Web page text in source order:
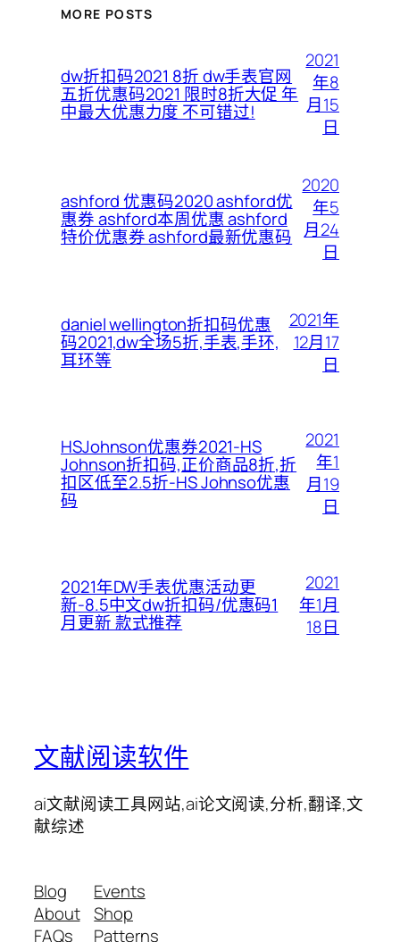
MORE POSTS
dw折扣码2021 8折 dw手表官网
五折优惠码2021 限时8折大促 年
中最大优惠力度 不可错过!
2021
年8
月15
日
ashford 优惠码2020 ashford优
惠券 ashford本周优惠 ashford
特价优惠券 ashford最新优惠码
2020
年5
月24
日
daniel wellington折扣码优惠
码2021,dw全场5折,手表,手环,
耳环等
2021年
12月17
日
HSJohnson优惠券2021-HS
Johnson折扣码,正价商品8折,折
扣区低至2.5折-HS Johnso优惠
码
2021
年1
月19
日
2021年DW手表优惠活动更
新-8.5中文dw折扣码/优惠码1
月更新 款式推荐
2021
年1月
18日
文献阅读软件
ai文献阅读工具网站,ai论文阅读,分析,翻译,文
献综述
Blog
About
FAQs
Events
Shop
Patterns